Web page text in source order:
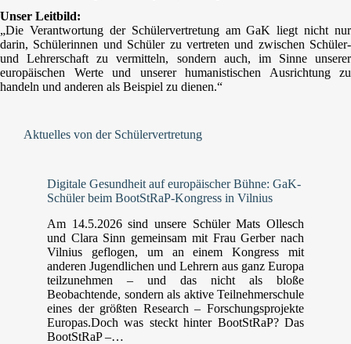
Unser Leitbild:
„Die Verantwortung der Schülervertretung am GaK liegt nicht nur
darin, Schülerinnen und Schüler zu vertreten und zwischen Schüler-
und Lehrerschaft zu vermitteln, sondern auch, im Sinne unserer
europäischen Werte und unserer humanistischen Ausrichtung zu
handeln und anderen als Beispiel zu dienen.“
Aktuelles von der Schülervertretung
Digitale Gesundheit auf europäischer Bühne: GaK-
Schüler beim BootStRaP-Kongress in Vilnius
Am 14.5.2026 sind unsere Schüler Mats Ollesch
und Clara Sinn gemeinsam mit Frau Gerber nach
Vilnius geflogen, um an einem Kongress mit
anderen Jugendlichen und Lehrern aus ganz Europa
teilzunehmen – und das nicht als bloße
Beobachtende, sondern als aktive Teilnehmerschule
eines der größten Research – Forschungsprojekte
Europas.Doch was steckt hinter BootStRaP? Das
BootStRaP –…